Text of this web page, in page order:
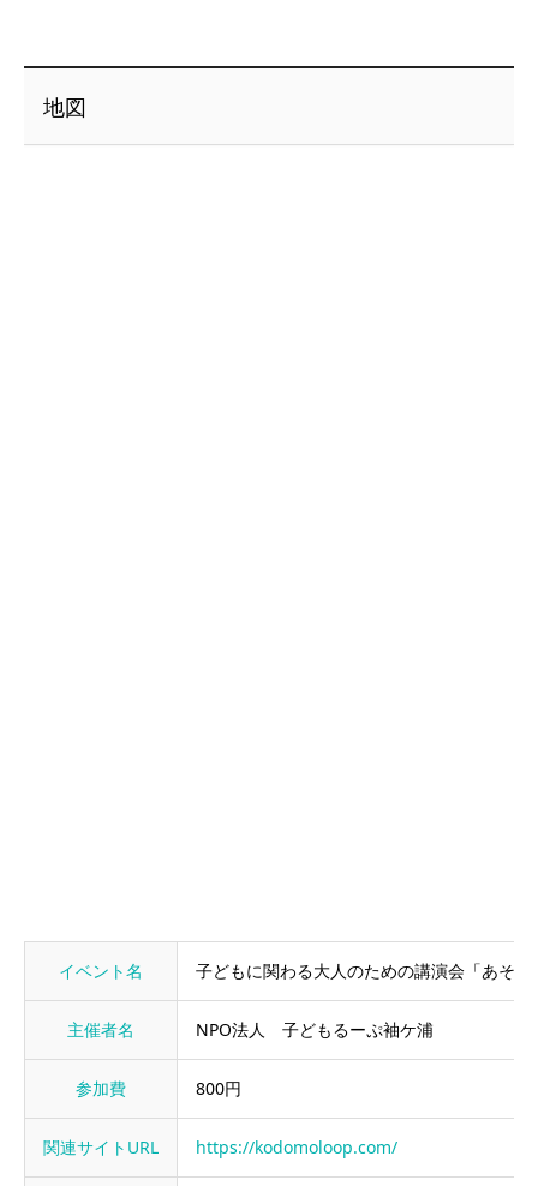
地図
イベント名 子どもに関わる大人のための講演会「あそ
主催者名 NPO法人 子どもるーぷ袖ケ浦
参加費 800円
関連サイトURL https://kodomoloop.com/